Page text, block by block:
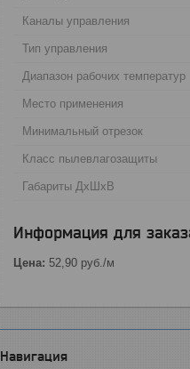
Каналы управления
Тип управления
Диапазон рабочих температур
Место применения
Минимальный отрезок
Класс пылевлагозащиты
Габариты ДхШхВ
Информация для
Цена: 52,90 руб. /м
Навигация